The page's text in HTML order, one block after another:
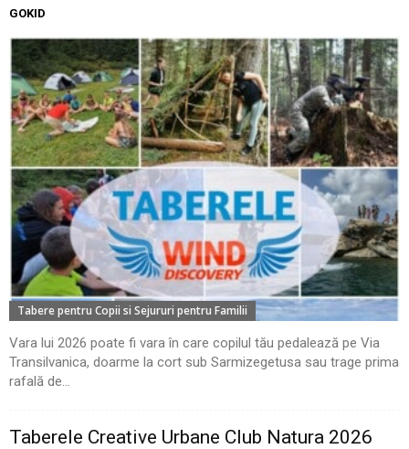
GOKID
Tabere pentru Copii si Sejururi pentru Familii
Vara lui 2026 poate fi vara în care copilul tău pedalează pe Via
Transilvanica, doarme la cort sub Sarmizegetusa sau trage prima
rafală de...
Taberele Creative Urbane Club Natura 2026